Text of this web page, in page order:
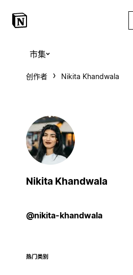
市集
创作者 Nikita Khandwala
Nikita Khandwala
@nikita-khandwala
热门类别